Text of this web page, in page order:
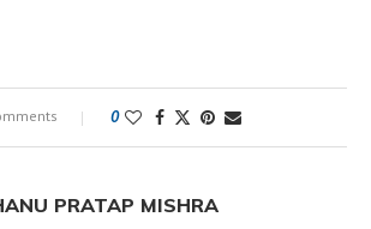
0
PRATAP MISHRA